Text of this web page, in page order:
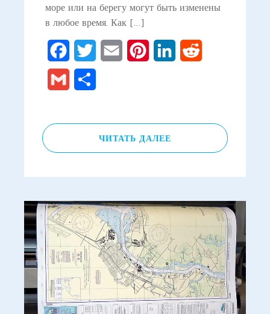
море или на берегу могут быть изменены
в любое время. Как […]
FacebookTwitter Email PinterestLinkedIn
Gmail
ЧИТАТЬ ДАЛЕЕ